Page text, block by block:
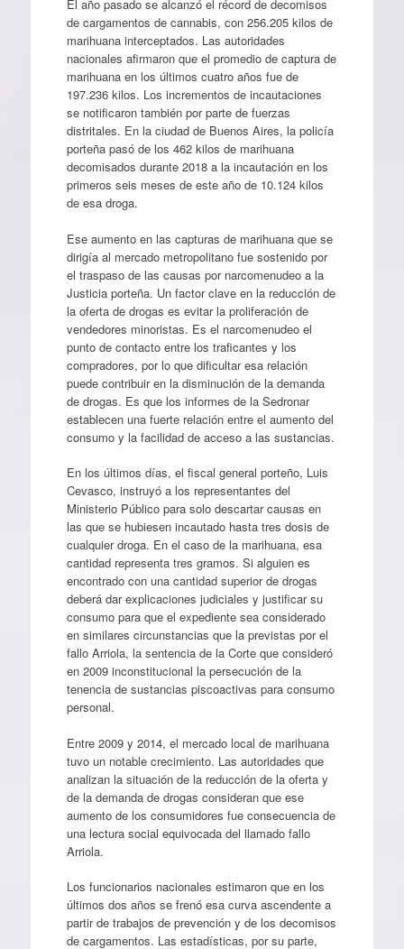
El año pasado se alcanzó el récord de decomisos
de cargamentos de cannabis, con 256.205 kilos de
marihuana interceptados. Las autoridades
nacionales afirmaron que el promedio de captura de
marihuana en los últimos cuatro años fue de
197.236 kilos. Los incrementos de incautaciones
se notificaron también por parte de fuerzas
distritales. En la ciudad de Buenos Aires, la policía
porteña pasó de los 462 kilos de marihuana
decomisados durante 2018 a la incautación en los
primeros seis meses de este año de 10.124 kilos
de esa droga.
Ese aumento en las capturas de marihuana que se
dirigía al mercado metropolitano fue sostenido por
el traspaso de las causas por narcomenudeo a la
Justicia porteña. Un factor clave en la reducción de
la oferta de drogas es evitar la proliferación de
vendedores minoristas. Es el narcomenudeo el
punto de contacto entre los traficantes y los
compradores, por lo que dificultar esa relación
puede contribuir en la disminución de la demanda
de drogas. Es que los informes de la Sedronar
establecen una fuerte relación entre el aumento del
consumo y la facilidad de acceso a las sustancias.
En los últimos días, el fiscal general porteño, Luis
Cevasco, instruyó a los representantes del
Ministerio Público para solo descartar causas en
las que se hubiesen incautado hasta tres dosis de
cualquier droga. En el caso de la marihuana, esa
cantidad representa tres gramos. Si alguien es
encontrado con una cantidad superior de drogas
deberá dar explicaciones judiciales y justificar su
consumo para que el expediente sea considerado
en similares circunstancias que la previstas por el
fallo Arriola, la sentencia de la Corte que consideró
en 2009 inconstitucional la persecución de la
tenencia de sustancias piscoactivas para consumo
personal.
Entre 2009 y 2014, el mercado local de marihuana
tuvo un notable crecimiento. Las autoridades que
analizan la situación de la reducción de la oferta y
de la demanda de drogas consideran que ese
aumento de los consumidores fue consecuencia de
una lectura social equivocada del llamado fallo
Arriola.
Los funcionarios nacionales estimaron que en los
últimos dos años se frenó esa curva ascendente a
partir de trabajos de prevención y de los decomisos
de cargamentos. Las estadísticas, por su parte,